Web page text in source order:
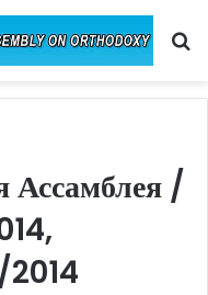
Ассамблея /